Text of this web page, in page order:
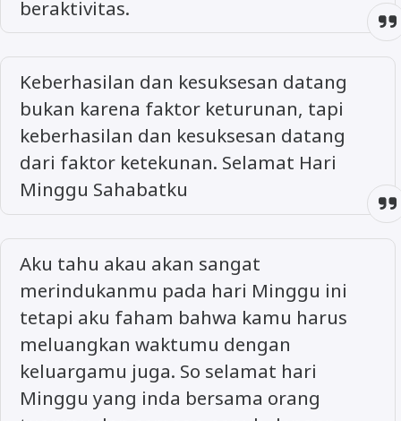
beraktivitas.
Keberhasilan dan kesuksesan datang
bukan karena faktor keturunan, tapi
keberhasilan dan kesuksesan datang
dari faktor ketekunan. Selamat Hari
Minggu Sahabatku
Aku tahu akau akan sangat
merindukanmu pada hari Minggu ini
tetapi aku faham bahwa kamu harus
meluangkan waktumu dengan
keluargamu juga. So selamat hari
Minggu yang inda bersama orang